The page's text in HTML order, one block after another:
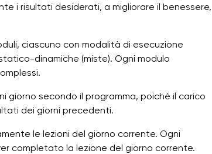
i risultati desiderati, a migliorare il benessere,
ciascuno con modalità di esecuzione
dinamiche (miste). Ogni modulo
giorno secondo il programma, poiché il carico
dei giorni precedenti.
le lezioni del giorno corrente. Ogni
completato la lezione del giorno corrente.